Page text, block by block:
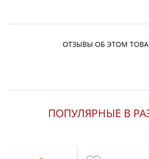
ОТЗЫВЫ ОБ ЭТОМ
ПОПУЛЯРНЫЕ В